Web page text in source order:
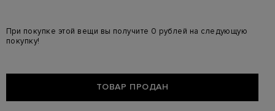
При покупке этой вещи вы получите 0 рублей на следующую
покупку!
ТОВАР ПРОДАН